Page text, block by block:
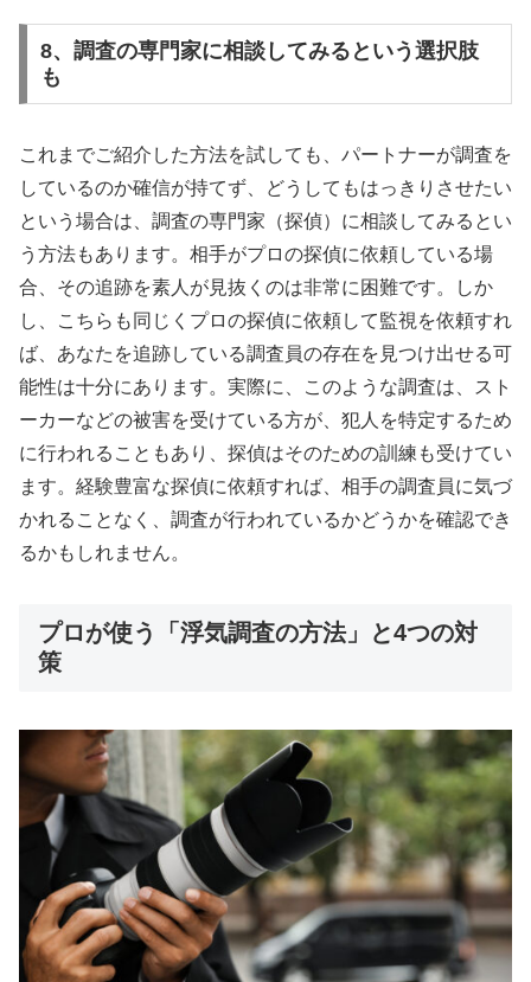
8、調査の専門家に相談してみるという選択肢
も
これまでご紹介した方法を試しても、パートナーが調査を
しているのか確信が持てず、どうしてもはっきりさせたい
という場合は、調査の専門家（探偵）に相談してみるとい
う方法もあります。相手がプロの探偵に依頼している場
合、その追跡を素人が見抜くのは非常に困難です。しか
し、こちらも同じくプロの探偵に依頼して監視を依頼すれ
ば、あなたを追跡している調査員の存在を見つけ出せる可
能性は十分にあります。実際に、このような調査は、スト
ーカーなどの被害を受けている方が、犯人を特定するため
に行われることもあり、探偵はそのための訓練も受けてい
ます。経験豊富な探偵に依頼すれば、相手の調査員に気づ
かれることなく、調査が行われているかどうかを確認でき
るかもしれません。
プロが使う「浮気調査の方法」と4つの対
策